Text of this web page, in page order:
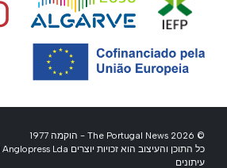
© 2026 The Portugal News - הוקמה 1977
עיתונים